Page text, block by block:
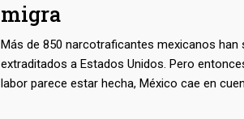
migra
Más de 850 narcotraficantes mexicanos han
extraditados a Estados Unidos. Pero
labor parece estar hecha, México cae en